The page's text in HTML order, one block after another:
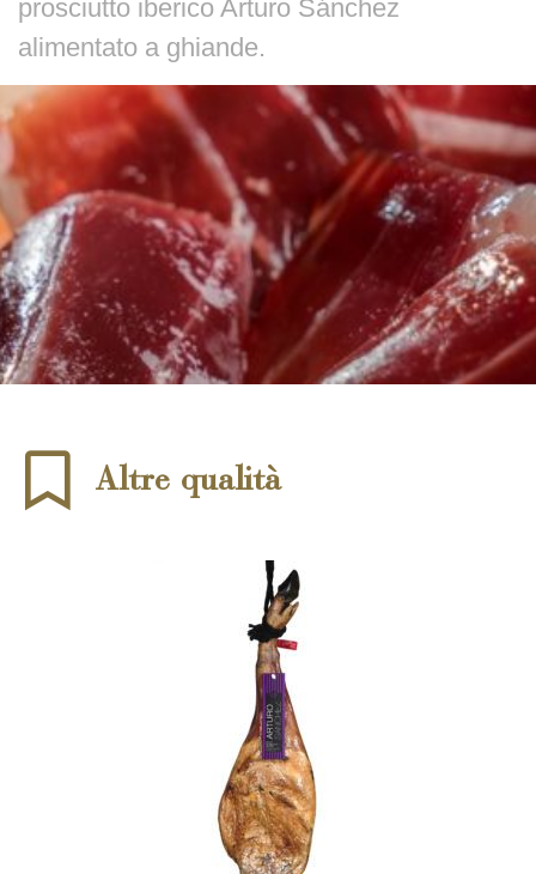
prosciutto iberico Arturo Sánchez
alimentato a ghiande.
Altre qualità